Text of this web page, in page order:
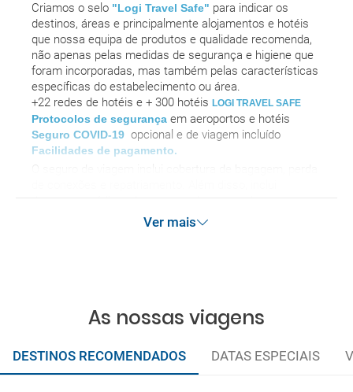
Criamos o selo "Logi Travel Safe" para indicar os
destinos, áreas e principalmente alojamentos e hotéis
que nossa equipa de produtos e qualidade recomenda,
não apenas pelas medidas de segurança e higiene que
foram incorporadas, mas também pelas características
específicas do estabelecimento ou área.
+22 redes de hotéis e + 300 hotéis LOGI TRAVEL SAFE
Protocolos de segurança em aeroportos e hotéis
Seguro COVID-19 opcional e de viagem incluído
Facilidades de pagamento.
cancelamento por terrorismo e / ou desastres naturais
Ver mais
As nossas viagens
DESTINOS RECOMENDADOS DATAS ESPECIAIS